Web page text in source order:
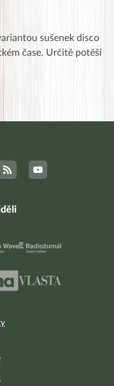
sušenek disco
čase. Určitě potěší